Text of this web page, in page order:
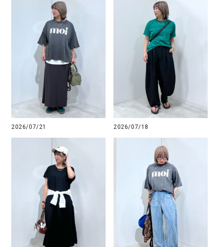
2026/07/21 2026/07/18